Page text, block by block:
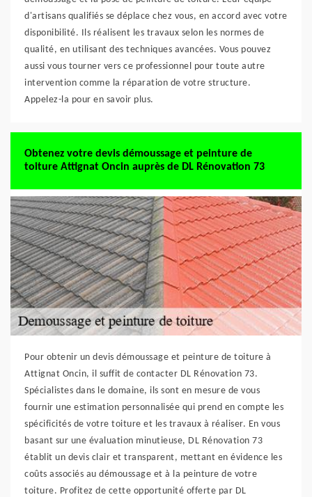
d'artisans qualifiés se déplace chez vous, en accord avec votre
disponibilité. Ils réalisent les travaux selon les normes de
qualité, en utilisant des techniques avancées. Vous pouvez
aussi vous tourner vers ce professionnel pour toute autre
intervention comme la réparation de votre structure.
Appelez-la pour en savoir plus.
Obtenez votre devis démoussage et peinture de
toiture Attignat Oncin auprès de DL Rénovation 73
Pour obtenir un devis démoussage et peinture de toiture à
Attignat Oncin, il suffit de contacter DL Rénovation 73.
Spécialistes dans le domaine, ils sont en mesure de vous
fournir une estimation personnalisée qui prend en compte les
spécificités de votre toiture et les travaux à réaliser. En vous
basant sur une évaluation minutieuse, DL Rénovation 73
établit un devis clair et transparent, mettant en évidence les
coûts associés au démoussage et à la peinture de votre
toiture. Profitez de cette opportunité offerte par DL